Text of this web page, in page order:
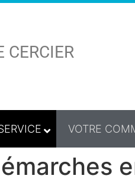
CERCIER
VOTRE